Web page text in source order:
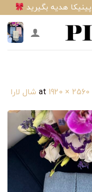
1920 × 2560 شال لارا